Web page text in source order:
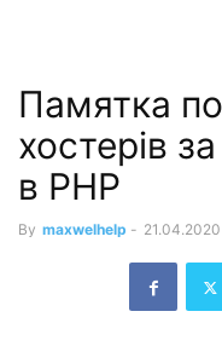
Памятка
хостерів
в PHP
By maxwelhelp - 21.04.2020